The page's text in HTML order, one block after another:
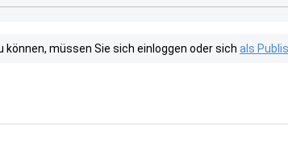
müssen Sie sich einloggen oder sich als